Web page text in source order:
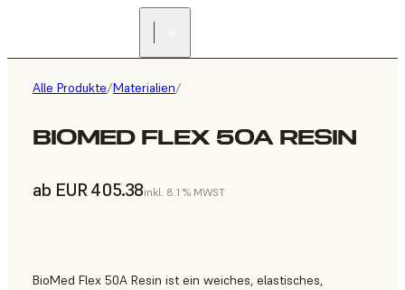
Alle Produkte/Materialien/
BIOMED FLEX 50A RESIN
ab EUR 405.38inkl. 8.1 % MWST
BioMed Flex 50A Resin ist ein weiches, elastisches,